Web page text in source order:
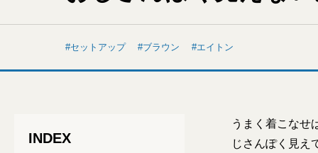
セットアップ ブラウン エイトン
INDEX
うまく着こなせ
じさんぽく見え